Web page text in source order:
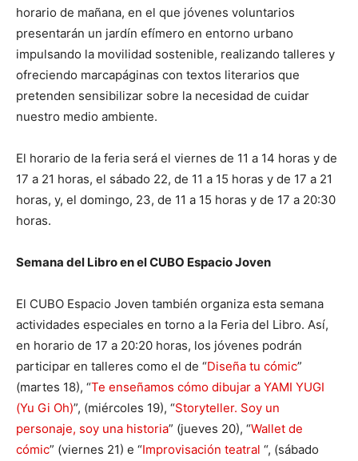
horario de mañana, en el que jóvenes voluntarios
presentarán un jardín efímero en entorno urbano
impulsando la movilidad sostenible, realizando talleres y
ofreciendo marcapáginas con textos literarios que
pretenden sensibilizar sobre la necesidad de cuidar
nuestro medio ambiente.
El horario de la feria será el viernes de 11 a 14 horas y de
17 a 21 horas, el sábado 22, de 11 a 15 horas y de 17 a 21
horas, y, el domingo, 23, de 11 a 15 horas y de 17 a 20:30
horas.
Semana del Libro en el CUBO Espacio Joven
El CUBO Espacio Joven también organiza esta semana
actividades especiales en torno a la Feria del Libro. Así,
en horario de 17 a 20:20 horas, los jóvenes podrán
participar en talleres como el de “Diseña tu cómic”
(martes 18), “Te enseñamos cómo dibujar a YAMI YUGI
(Yu Gi Oh)”, (miércoles 19), “Storyteller. Soy un
personaje, soy una historia” (jueves 20), “Wallet de
cómic” (viernes 21) e “Improvisación teatral “, (sábado